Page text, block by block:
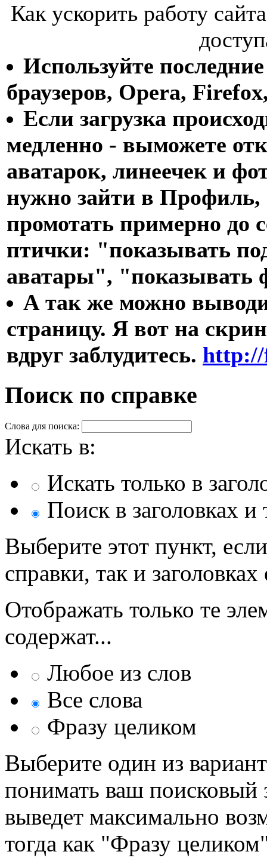
Как ускорить работу
Используйте
браузеров, Opera,
Если загрузка
медленно - выможете
аватарок, линеечек и
нужно зайти в
промотать примерно до
птички: "показывать
аватары", "показывать
А так же можно
страницу. Я вот на
вдруг заблудитесь. http://
Поиск по справке
Слова для поиска:
Искать в:
Искать только в
Поиск в заголовках и
Выберите этот пункт,
справки, так и
Отображать только те
содержат...
Любое из слов
Все слова
Фразу целиком
Выберите один из
понимать ваш поисковый
выведет максимально
тогда как "Фразу